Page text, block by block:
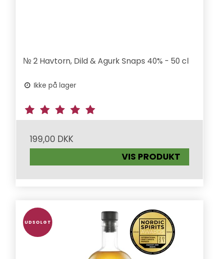
№ 2 Havtorn, Dild & Agurk Snaps 40% - 50 cl
Ikke på lager
199,00 DKK
VIS PRODUKT
UDSOLGT